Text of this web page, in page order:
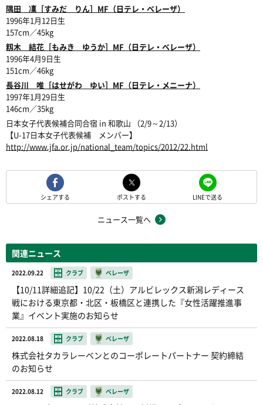
隅田 凜［すみだ りん］MF（日テレ・ベレーザ）
1996年1月12日生
157cm／45kg
籾木 結花［もみき ゆうか］MF（日テレ・ベレーザ）
1996年4月9日生
151cm／46kg
長谷川 唯［はせがわ ゆい］MF（日テレ・メニーナ）
1997年1月29日生
146cm／35kg
日本女子代表候補合同合宿 in 和歌山 （2/9～2/13）
【U-17日本女子代表候補 メンバー】
http://www.jfa.or.jp/national_team/topics/2012/22.html
シェアする ポストする LINEで送る
ニュース一覧へ
関連ニュース
2022.09.22 クラブ ベレーザ
【10/11詳細追記】10/22（土）アルビレックス新潟レディース
戦における東京都・北区・板橋区と連携した『女性活躍推進事
業』イベント実施のお知らせ
2022.08.18 クラブ ベレーザ
株式会社タカラレーベンとのコーポレートパートナー 契約締結
のお知らせ
2022.08.12 クラブ ベレーザ